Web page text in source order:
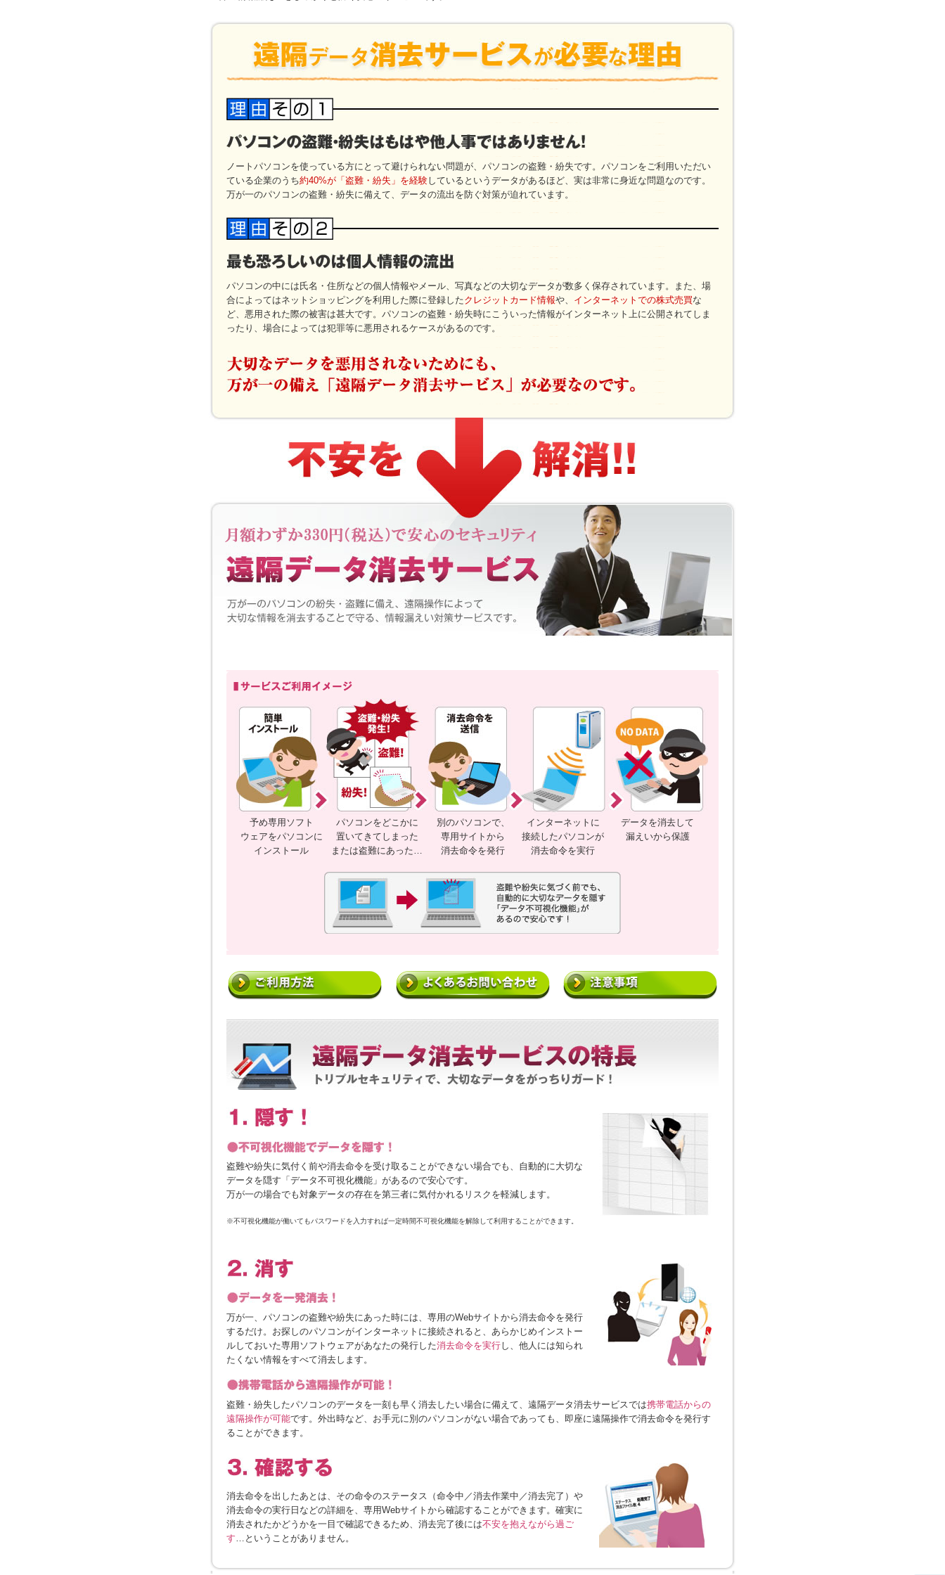
ノートパソコンを使っている方にとって避けられない問題が、パソコンの盗難・紛失です。パソコンをご利用いただい
ている企業のうち約40%が「盗難・紛失」を経験しているというデータがあるほど、実は非常に身近な問題なのです。
万が一のパソコンの盗難・紛失に備えて、データの流出を防ぐ対策が迫れています。
パソコンの中には氏名・住所などの個人情報やメール、写真などの大切なデータが数多く保存されています。また、場
合によってはネットショッピングを利用した際に登録したクレジットカード情報や、 インターネットでの株式売買な
ど、悪用された際の被害は甚大です。パソコンの盗難・紛失時にこういった情報がインターネット上に公開されてしま
ったり、場合によっては犯罪等に悪用されるケースがあるのです。
予め専用ソフト
ウェアをパソコンに
インストール
パソコンをどこかに
置いてきてしまった
または盗難にあった…
別のパソコンで、
専用サイトから
消去命令を発行
インターネットに
接続したパソコンが
消去命令を実行
データを消去して
漏えいから保護
盗難や紛失に気付く前や消去命令を受け取ることができない場合でも、自動的に大切な
データを隠す「データ不可視化機能」があるので安心です。
万が一の場合でも対象データの存在を第三者に気付かれるリスクを軽減します。
※不可視化機能が働いてもパスワードを入力すれば一定時間不可視化機能を解除して利用することができます。
万が一、パソコンの盗難や紛失にあった時には、専用のWebサイトから消去命令を発行
するだけ。お探しのパソコンがインターネットに接続されると、あらかじめインストー
ルしておいた専用ソフトウェアがあなたの発行した消去命令を実行し、他人には知られ
たくない情報をすべて消去します。
盗難・紛失したパソコンのデータを一刻も早く消去したい場合に備えて、遠隔データ消去サービスでは携帯電話からの
遠隔操作が可能です。外出時など、お手元に別のパソコンがない場合であっても、即座に遠隔操作で消去命令を発行す
ることができます。
消去命令を出したあとは、その命令のステータス（命令中／消去作業中／消去完了）や
消去命令の実行日などの詳細を、専用Webサイトから確認することができます。確実に
消去されたかどうかを一目で確認できるため、消去完了後には不安を抱えながら過ご
す …ということがありません。